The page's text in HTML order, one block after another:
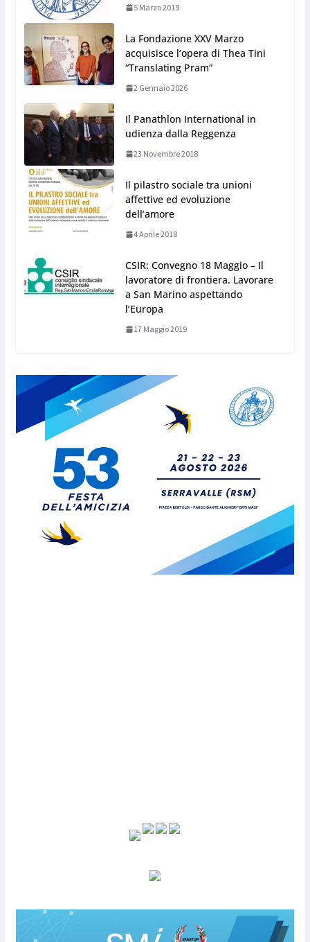
5 Marzo 2019
La Fondazione XXV Marzo
acquisisce l’opera di Thea Tini
“Translating Pram”
2 Gennaio 2026
Il Panathlon International in
udienza dalla Reggenza
23 Novembre 2018
Il pilastro sociale tra unioni
affettive ed evoluzione
dell’amore
4 Aprile 2018
CSIR: Convegno 18 Maggio – Il
lavoratore di frontiera. Lavorare
a San Marino aspettando
l’Europa
17 Maggio 2019